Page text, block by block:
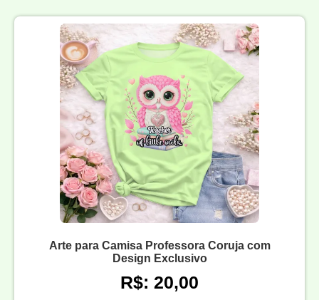
Arte para Camisa Professora Coruja com
Design Exclusivo
R$: 20,00